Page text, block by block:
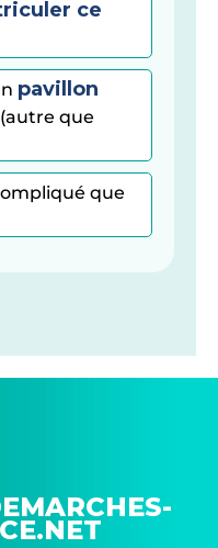
ce
pavillon
(autre que
que